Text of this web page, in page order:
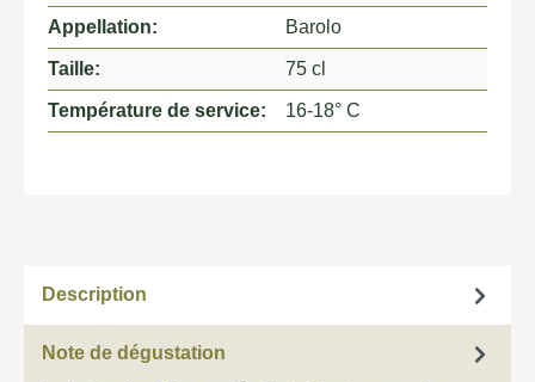
Appellation: Barolo
Taille: 75 cl
Température de service: 16-18° C
Description
Note de dégustation